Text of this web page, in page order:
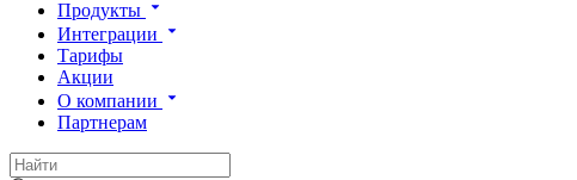
Продукты
Интеграции
Тарифы
Акции
О компании
Партнерам